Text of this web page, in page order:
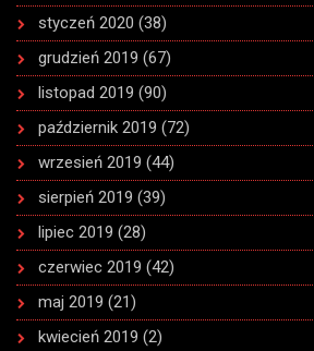
styczeń 2020 (38)
grudzień 2019 (67)
listopad 2019 (90)
październik 2019 (72)
wrzesień 2019 (44)
sierpień 2019 (39)
lipiec 2019 (28)
czerwiec 2019 (42)
maj 2019 (21)
kwiecień 2019 (2)